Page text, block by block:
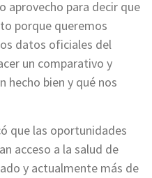
aprovecho para decir que
porque queremos
datos oficiales del
un comparativo y
hecho bien y qué nos
que las oportunidades
acceso a la salud de
y actualmente más de